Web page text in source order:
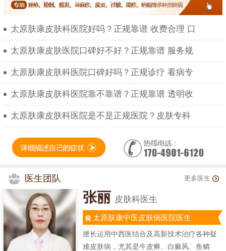
太原肤康皮肤科医院好吗？正规靠谱 收费合理 口
太原肤康皮肤医院口碑好不好？正规靠谱 服务规
太原肤康皮肤科医院口碑好吗？正规诊疗 看病专
太原肤康皮肤科医院靠不靠谱？正规靠谱 透明收
太原肤康皮肤科医院是不是正规医院？皮肤专科
医生团队 更多医生
张丽 皮肤科医生
太原肤康中医皮肤病医院医生
擅长运用中西医结合及高新技术治疗各种疑
难皮肤病，尤其是牛皮癣、白癜风、鱼鳞